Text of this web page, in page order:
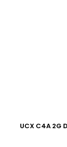
UCX C4A